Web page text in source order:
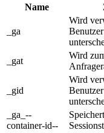
Name
_ga
Wird
_gat
Wird
_gid
Wird
_ga_--
container-id--